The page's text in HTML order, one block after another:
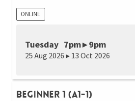
ONLINE
Tuesday 7pm ▸ 9pm
25 Aug 2026 ▸ 13 Oct 2026
Beginner 1 (A1-1)